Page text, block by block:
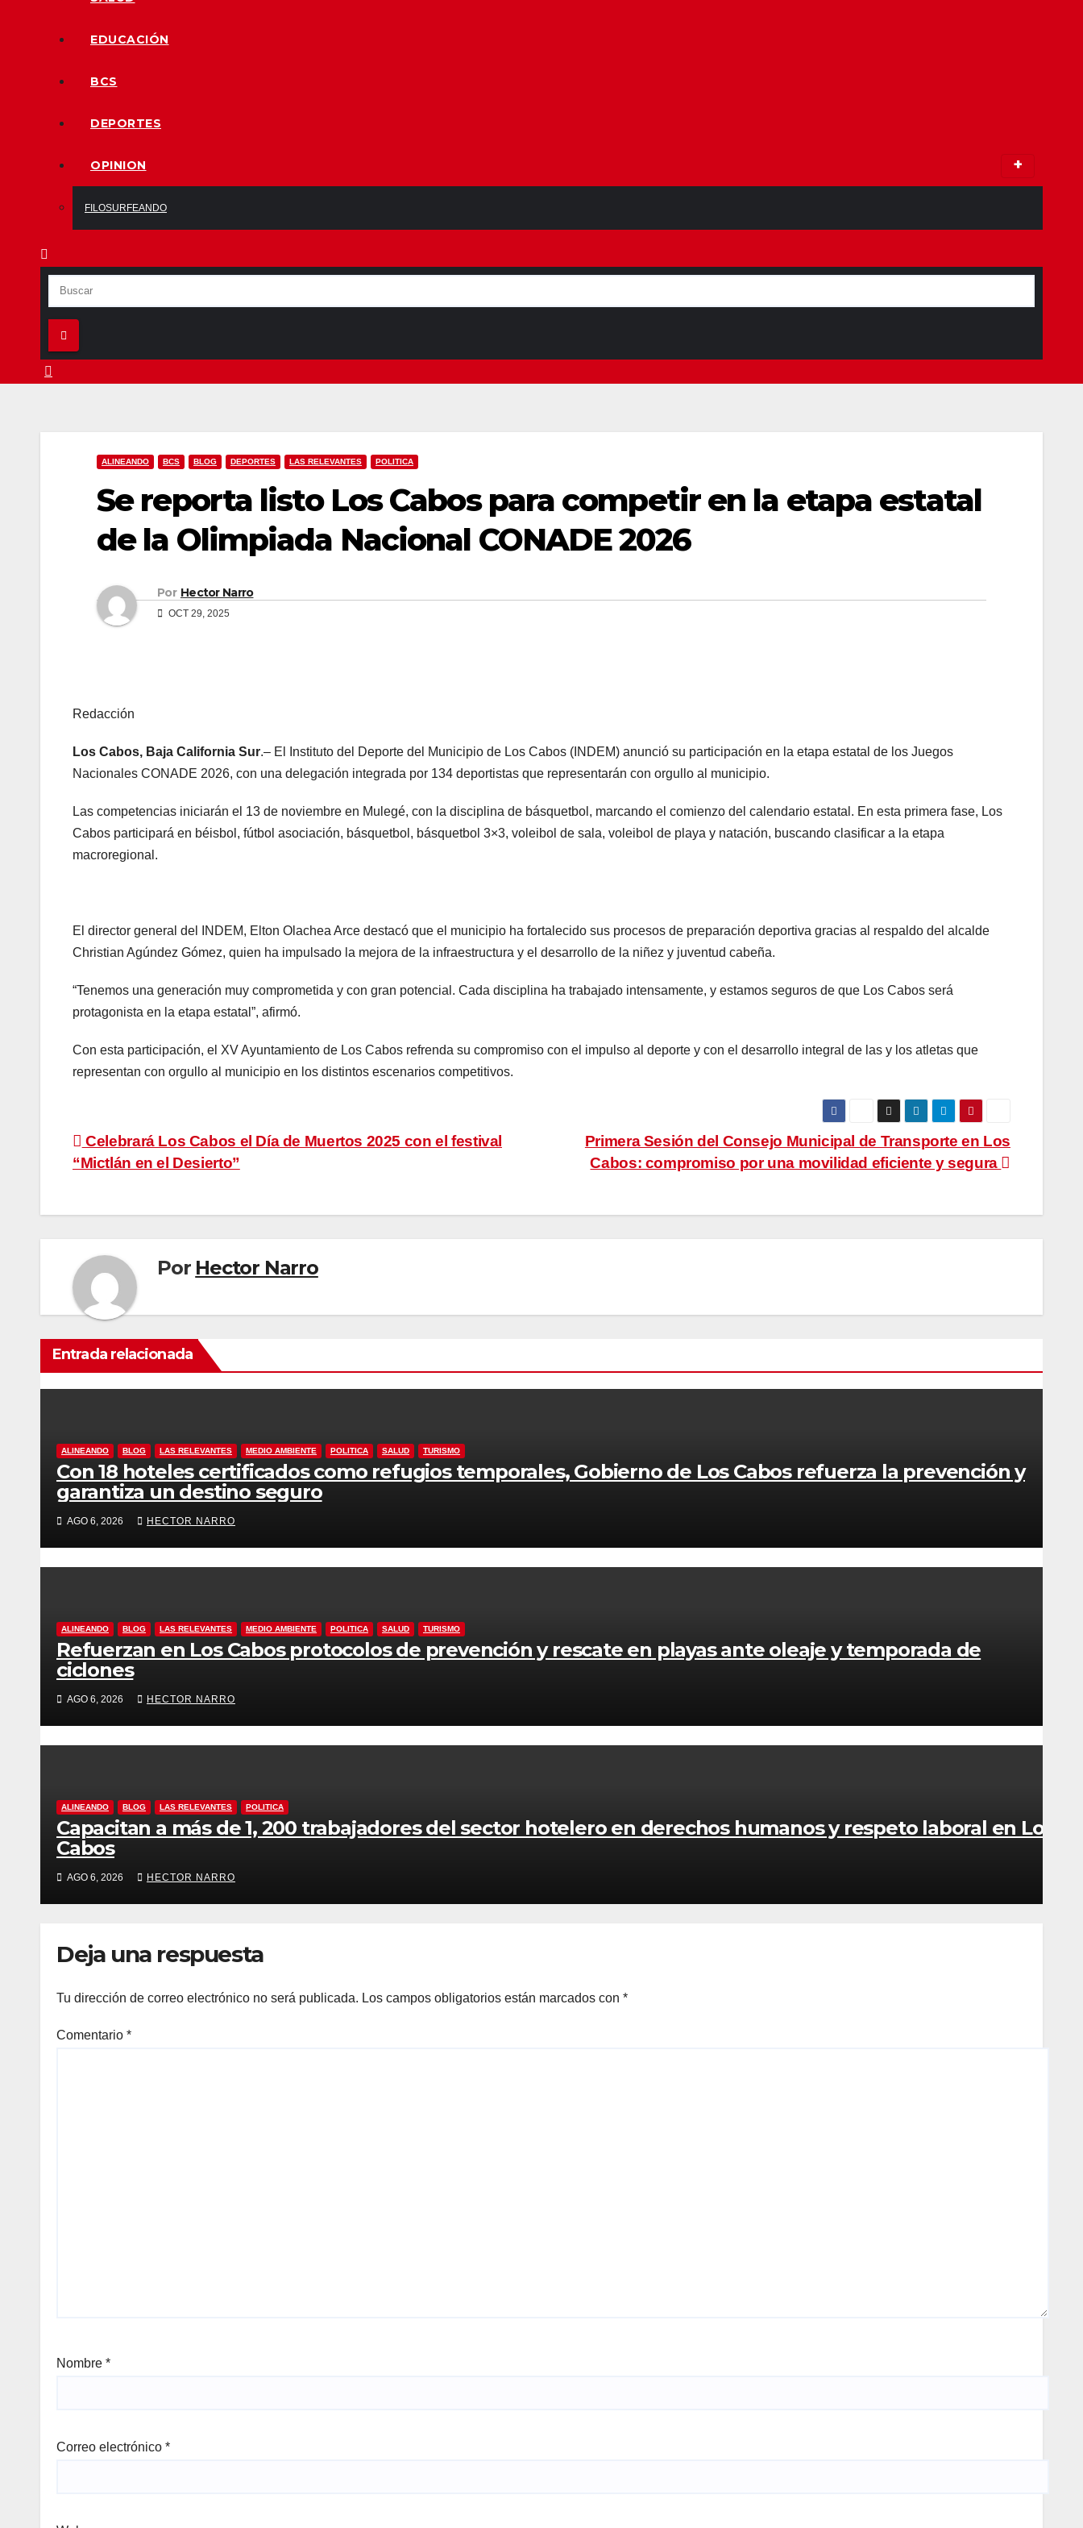
EDUCACIÓN
BCS
DEPORTES
OPINION
FILOSURFEANDO
ALINEANDO BCS BLOG DEPORTES LAS RELEVANTES POLITICA
Se reporta listo Los Cabos para competir en la etapa estatal
de la Olimpiada Nacional CONADE 2026
Por Hector Narro
OCT 29, 2025
Redacción
Los Cabos, Baja California Sur.– El Instituto del Deporte del Municipio de Los Cabos (INDEM) anunció su participación en la etapa estatal de los Juegos
Nacionales CONADE 2026, con una delegación integrada por 134 deportistas que representarán con orgullo al municipio.
Las competencias iniciarán el 13 de noviembre en Mulegé, con la disciplina de básquetbol, marcando el comienzo del calendario estatal. En esta primera fase, Los
Cabos participará en béisbol, fútbol asociación, básquetbol, básquetbol 3×3, voleibol de sala, voleibol de playa y natación, buscando clasificar a la etapa
macroregional.
El director general del INDEM, Elton Olachea Arce destacó que el municipio ha fortalecido sus procesos de preparación deportiva gracias al respaldo del alcalde
Christian Agúndez Gómez, quien ha impulsado la mejora de la infraestructura y el desarrollo de la niñez y juventud cabeña.
“Tenemos una generación muy comprometida y con gran potencial. Cada disciplina ha trabajado intensamente, y estamos seguros de que Los Cabos será
protagonista en la etapa estatal”, afirmó.
Con esta participación, el XV Ayuntamiento de Los Cabos refrenda su compromiso con el impulso al deporte y con el desarrollo integral de las y los atletas que
representan con orgullo al municipio en los distintos escenarios competitivos.
Navegación
de
entradas
Primera Sesión del Consejo Municipal de Transporte en Los
Cabos: compromiso por una movilidad eficiente y segura
Celebrará Los Cabos el Día de Muertos 2025 con el festival
“Mictlán en el Desierto”
Por Hector Narro
Entrada relacionada
ALINEANDO BLOG LAS RELEVANTES MEDIO AMBIENTE POLITICA SALUD TURISMO
Con 18 hoteles certificados como refugios temporales, Gobierno de Los Cabos refuerza la prevención y
garantiza un destino seguro
AGO 6, 2026 HECTOR NARRO
ALINEANDO BLOG LAS RELEVANTES MEDIO AMBIENTE POLITICA SALUD TURISMO
Refuerzan en Los Cabos protocolos de prevención y rescate en playas ante oleaje y temporada de
ciclones
AGO 6, 2026 HECTOR NARRO
ALINEANDO BLOG LAS RELEVANTES POLITICA
Capacitan a más de 1, 200 trabajadores del sector hotelero en derechos humanos y respeto laboral en Los
Cabos
AGO 6, 2026 HECTOR NARRO
Deja una respuesta
Tu dirección de correo electrónico no será publicada. Los campos obligatorios están marcados con *
Comentario *
Nombre *
Correo electrónico *